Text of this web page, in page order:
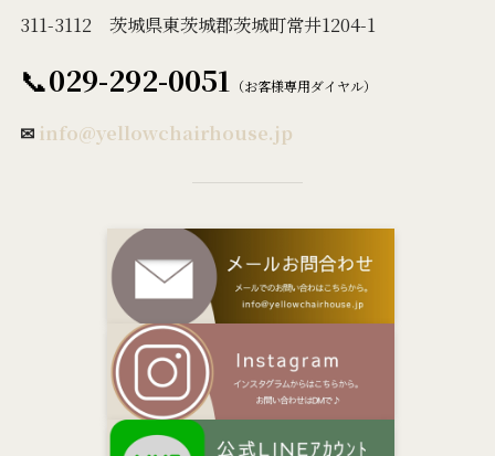
311-3112 茨城県東茨城郡茨城町常井1204-1
📞029-292-0051 （お客様専用ダイヤル）
✉ info@yellowchairhouse.jp